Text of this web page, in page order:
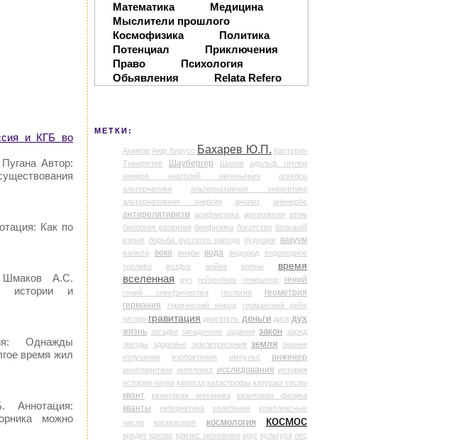
и КГБ во
Автор:
Как по
Шмаков А.С.
истории и
Однажды
время жил
Аннотация:
можно
Математика
Медицина
Мыслители прошлого
Космофизика
Политика
Потенциал
Приключения
Право
Психология
Обьявления
Relata Refero
МЕТКИ:
Акимов Аюр Кирусс Бахарев Ю.П. Кастерин
Тимирязев
Шаубергер Шипов
адольф гитлер
акимов анатолий евгеньевич
алгебра
альтернатива
альтернативная энергетика
альтернативная энергия
анализ аненербе
антирелятивизм арифметика археология атом
биология развития биофизика богатство большой
взрыв
борьба русского народа будущее вакуум
валюта века вихри вода водород
водородное
топливо
воздух война волны
время
вселенная
вуз гейзенберг генератор гений
гений электричества геология
геометрия
германия
германский народ
германский рейх
гитлер гравитация двигатель деньги диск дух
жизнь загадки загадочное задания закон заряд
звезды
здоровье землетрясения земля
знания
излучение
изобретения импульс инженер
инопланетяне интеллект исследования история
история науки капитал катастрофы катушка теслы
квант квантовая механика квантовая физика
кванты кибернетика колебания
комплексные
числа
космогония космология космос
кредит кризис кризис экономики круг культура лес